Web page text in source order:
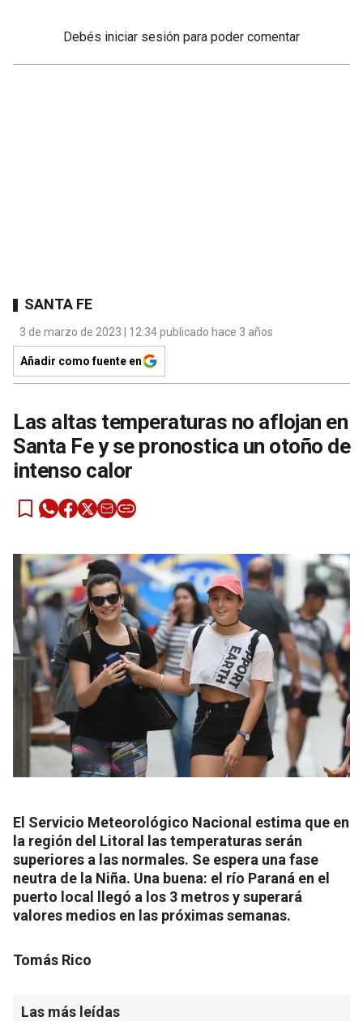
Debés iniciar sesión para poder comentar
SANTA FE
3 de marzo de 2023 | 12:34 publicado hace 3 años
Añadir como fuente en
Las altas temperaturas no aflojan en
Santa Fe y se pronostica un otoño de
intenso calor
El Servicio Meteorológico Nacional estima que en
la región del Litoral las temperaturas serán
superiores a las normales. Se espera una fase
neutra de la Niña. Una buena: el río Paraná en el
puerto local llegó a los 3 metros y superará
valores medios en las próximas semanas.
Tomás Rico
Las más leídas